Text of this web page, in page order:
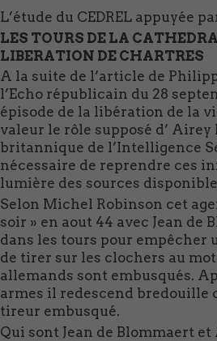
L’étude du CEDREL appuyée
LES TOURS DE LA
LIBERATION DE CHARTRES
A la suite de l’article de
l’Echo républicain du 28
épisode de la libération de la
valeur le rôle supposé d’ Airey
britannique de l’Intelligence
nécessaire de reprendre ces
lumière des sources
Selon Michel Robinson cet
soir » en aout 44 avec Jean de
dans les tours pour empêcher
de tirer sur les clochers au
allemands sont embusqués.
armes il redescend bredouille
tireur embusqué.
Qui sont Jean de Blommaert et